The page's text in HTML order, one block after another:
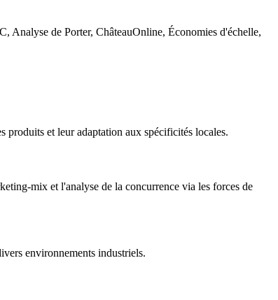
Analyse de Porter, ChâteauOnline, Économies d'échelle,
produits et leur adaptation aux spécificités locales.
mix et l'analyse de la concurrence via les forces de
environnements industriels.